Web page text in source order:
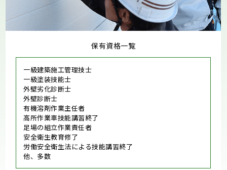
保有資格一覧
一級建築施工管理技士
一級塗装技能士
外壁劣化診断士
外壁診断士
有機溶剤作業主任者
高所作業車技能講習終了
足場の組立作業責任者
安全衛生教育修了
労働安全衛生法による技能講習終了
他、多数